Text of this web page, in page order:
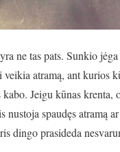
ne tas pats. Sunkio
atramą, ant kurios
Jeigu kūnas krenta,
nustoja spaudęs atramą
dingo prasideda